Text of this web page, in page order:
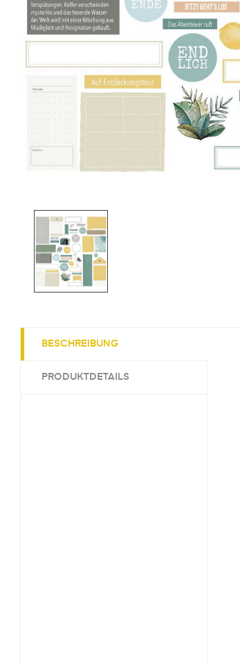
BESCHREIBUNG
PRODUKTDETAILS